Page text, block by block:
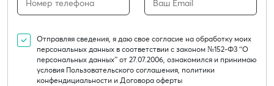
Отправляя сведения, я даю свое согласие на обработку моих
персональных данных в соответствии с законом №152-Ф3 “О
персональных данных” от 27.07.2006, ознакомился и принимаю
условия Пользовательского соглашения, политики
конфендициальности и Договора оферты